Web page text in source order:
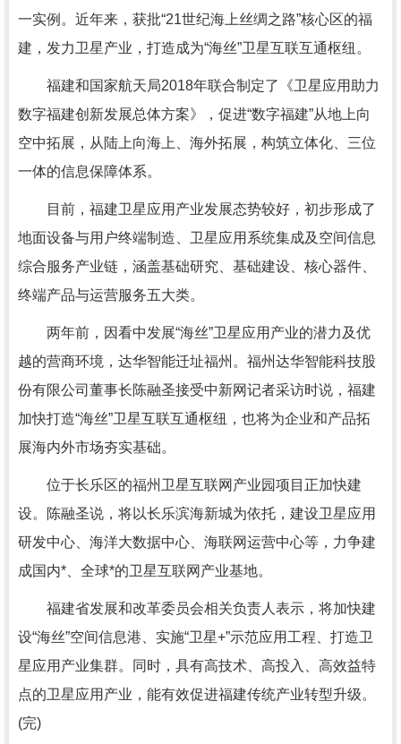
一实例。近年来，获批“21世纪海上丝绸之路”核心区的福
建，发力卫星产业，打造成为“海丝”卫星互联互通枢纽。
福建和国家航天局2018年联合制定了《卫星应用助力
数字福建创新发展总体方案》，促进“数字福建”从地上向
空中拓展，从陆上向海上、海外拓展，构筑立体化、三位
一体的信息保障体系。
目前，福建卫星应用产业发展态势较好，初步形成了
地面设备与用户终端制造、卫星应用系统集成及空间信息
综合服务产业链，涵盖基础研究、基础建设、核心器件、
终端产品与运营服务五大类。
两年前，因看中发展“海丝”卫星应用产业的潜力及优
越的营商环境，达华智能迁址福州。福州达华智能科技股
份有限公司董事长陈融圣接受中新网记者采访时说，福建
加快打造“海丝”卫星互联互通枢纽，也将为企业和产品拓
展海内外市场夯实基础。
位于长乐区的福州卫星互联网产业园项目正加快建
设。陈融圣说，将以长乐滨海新城为依托，建设卫星应用
研发中心、海洋大数据中心、海联网运营中心等，力争建
成国内*、全球*的卫星互联网产业基地。
福建省发展和改革委员会相关负责人表示，将加快建
设“海丝”空间信息港、实施“卫星+”示范应用工程、打造卫
星应用产业集群。同时，具有高技术、高投入、高效益特
点的卫星应用产业，能有效促进福建传统产业转型升级。
(完)